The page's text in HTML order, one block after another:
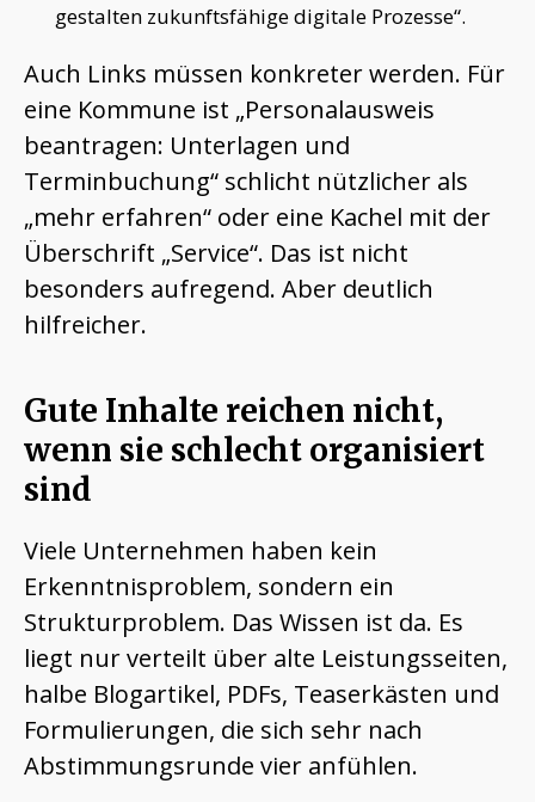
gestalten zukunftsfähige digitale Prozesse“.
Auch Links müssen konkreter werden. Für
eine Kommune ist „Personalausweis
beantragen: Unterlagen und
Terminbuchung“ schlicht nützlicher als
„mehr erfahren“ oder eine Kachel mit der
Überschrift „Service“. Das ist nicht
besonders aufregend. Aber deutlich
hilfreicher.
Gute Inhalte reichen nicht,
wenn sie schlecht organisiert
sind
Viele Unternehmen haben kein
Erkenntnisproblem, sondern ein
Strukturproblem. Das Wissen ist da. Es
liegt nur verteilt über alte Leistungsseiten,
halbe Blogartikel, PDFs, Teaserkästen und
Formulierungen, die sich sehr nach
Abstimmungsrunde vier anfühlen.